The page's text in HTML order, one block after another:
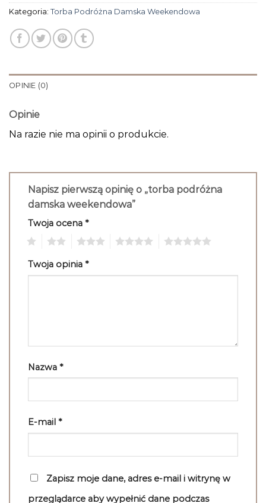
Kategoria: Torba Podróżna Damska Weekendowa
OPINIE (0)
Opinie
Na razie nie ma opinii o produkcie.
Napisz pierwszą opinię o „torba podróżna
damska weekendowa”
Twoja ocena *
Twoja opinia *
Nazwa *
E-mail *
Zapisz moje dane, adres e-mail i witrynę w
przeglądarce aby wypełnić dane podczas